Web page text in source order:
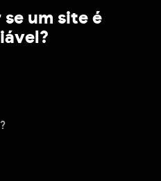
um site é